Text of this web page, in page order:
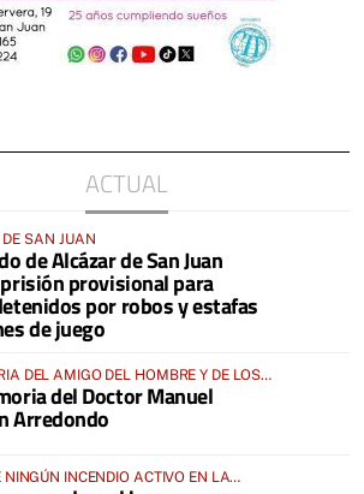
ACTUAL
SAN JUAN
de Alcázar de San Juan
provisional para
por robos y estafas
de juego
DEL AMIGO DEL HOMBRE Y DE LOS
del Doctor Manuel
Arredondo
NINGÚN INCENDIO ACTIVO EN LA